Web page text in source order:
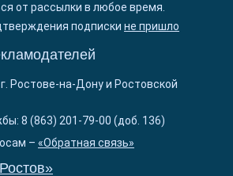
от рассылки в любое время.
подписки не пришло
Ростове-на-Дону и Ростовской
8 (863) 201-79-00 (доб. 136)
– «Обратная связь»